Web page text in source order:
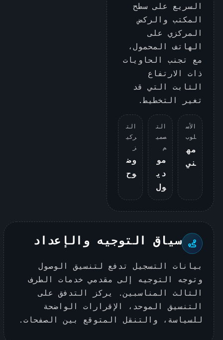
السريع على سطح
المكتب والركض
المركزي على
الهاتف المحمول،
مع تجنب الحاويات
ذات الارتفاع
الثابت التي قد
تغير التخطيط.
الأس
لوب
مه
ني
الت
صمي
م
مو
دي
ول
الت
ركي
ز
وض
وح
سياق التوجيه والإعداد
بيانات التسجيل تدفع لتنسيق الوصول
وتوجه التوجيه إلى مقدمي خدمات الطرف
الثالث المناسبين. يركز التدفق على
التنسيق الموحد، الإقرارات الواضحة
للسياسة، والتنقل المتوقع بين الصفحات.